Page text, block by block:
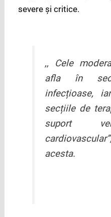
severe și critice.
,, Cele
afla în
infecțioase,
secțiile de
suport
acesta.